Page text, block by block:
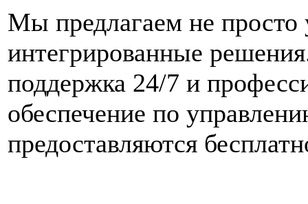
Мы предлагаем не просто
интегрированные
поддержка 24/7 и
обеспечение по
предоставляются